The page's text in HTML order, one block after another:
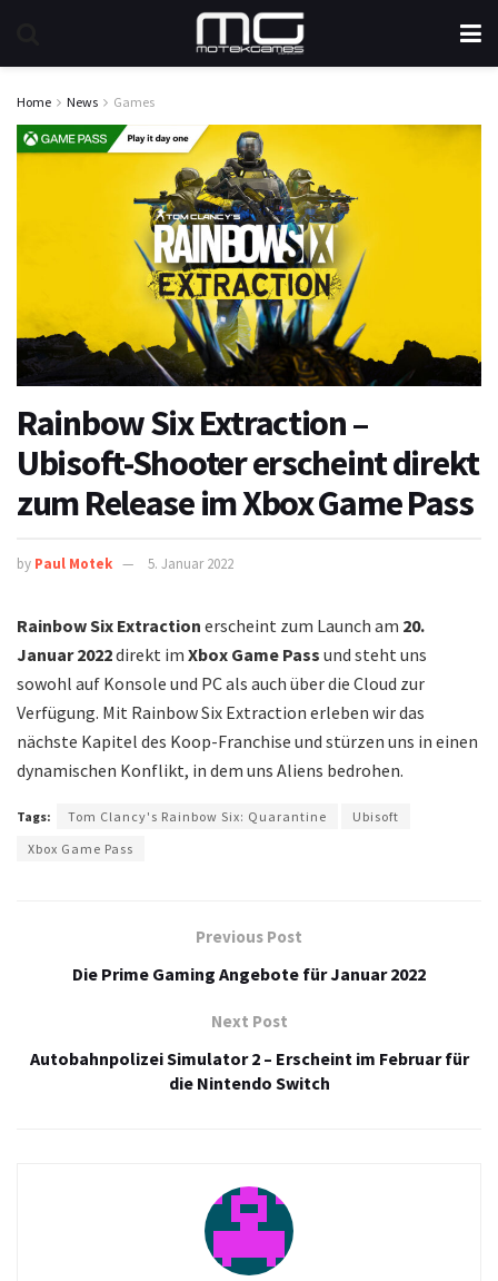
Home News Games
Rainbow Six Extraction –
Ubisoft-Shooter erscheint direkt
zum Release im Xbox Game Pass
by Paul Motek 5. Januar 2022
Rainbow Six Extraction erscheint zum Launch am 20.
Januar 2022direkt im Xbox Game Pass und steht uns
sowohl auf Konsole und PC als auch über die Cloud zur
Verfügung. Mit Rainbow Six Extraction erleben wir das
nächste Kapitel des Koop-Franchise und stürzen uns in einen
dynamischen Konflikt, in dem uns Aliens bedrohen.
Tags: Tom Clancy's Rainbow Six: Quarantine
Ubisoft
Xbox Game Pass
Previous Post
Die Prime Gaming Angebote für Januar 2022
Next Post
Autobahnpolizei Simulator 2 – Erscheint im Februar für
die Nintendo Switch